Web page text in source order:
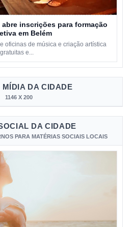
abre inscrições para formação
em Belém
oficinas de música e criação artística
e...
DA CIDADE
1146 X 200
DA CIDADE
PARA MATÉRIAS SOCIAIS LOCAIS